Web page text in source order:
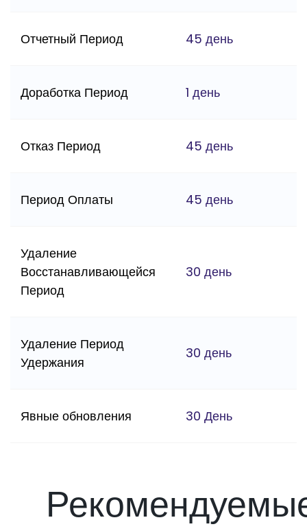
Отчетный Период 45 день
Доработка Период 1 день
Отказ Период 45 день
Период Оплаты 45 день
Удаление
Восстанавливающейся
Период
30 день
Удаление Период
Удержания
30 день
Явные обновления 30 День